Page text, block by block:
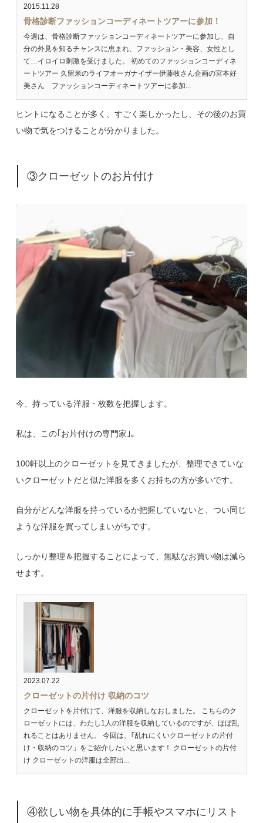
2015.11.28
骨格診断ファッションコーディネートツアーに参加！
今週は、骨格診断ファッションコーディネートツアーに参加し、自
分の外見を知るチャンスに恵まれ、ファッション・美容、女性とし
て…イロイロ刺激を受けました。 初めてのファッションコーディネ
ートツアー 久留米のライフオーガナイザー伊藤牧さん企画の宮本好
美さん ファッションコーディネートツアーに参加...
ヒントになることが多く、すごく楽しかったし、その後のお買
い物で気をつけることが分かりました。
③クローゼットのお片付け
今、持っている洋服・枚数を把握します。
私は、この｢お片付けの専門家｣。
100軒以上のクローゼットを見てきましたが、整理できていな
いクローゼットだと似た洋服を多くお持ちの方が多いです。
自分がどんな洋服を持っているか把握していないと、つい同じ
ような洋服を買ってしまいがちです。
しっかり整理＆把握することによって、無駄なお買い物は減ら
せます。
2023.07.22
クローゼットの片付け 収納のコツ
クローゼットを片付けて、洋服を収納しなおしました。 こちらのク
ローゼットには、わたし1人の洋服を収納しているのですが、ほぼ乱
れることはありません。 今回は、｢乱れにくいクローゼットの片付
け・収納のコツ」をご紹介したいと思います！ クローゼットの片付
け クローゼットの洋服は全部出...
④欲しい物を具体的に手帳やスマホにリスト